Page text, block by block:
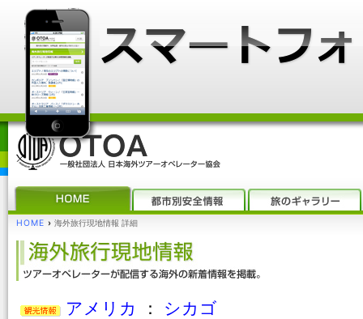
HOME › 海外旅行現地情報 詳細
アメリカ ： シカゴ